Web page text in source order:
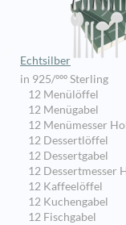
Echtsilber
in 925/ººº Sterling
12 Menülöffel
12 Menügabel
12 Menümesser
12 Dessertlöffel
12 Dessertgabel
12 Dessertmesser
12 Kaffeelöffel
12 Kuchengabel
12 Fischgabel